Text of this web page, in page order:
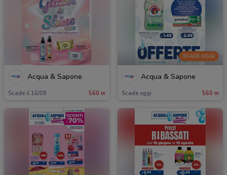
Acqua & Sapone
Scade il 16/08 560 m
SCADE OGGI
Acqua & Sapone
Scade oggi 560 m